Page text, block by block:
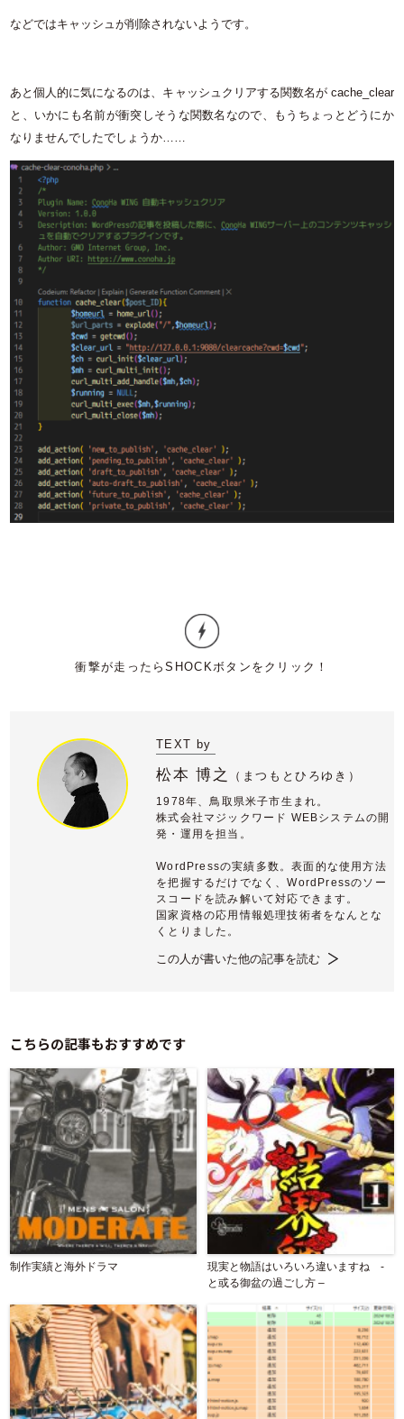
などではキャッシュが削除されないようです。
あと個人的に気になるのは、キャッシュクリアする関数名が cache_clear
と、いかにも名前が衝突しそうな関数名なので、もうちょっとどうにか
なりませんでしたでしょうか……
TEXT by
松本 博之 （ まつもとひろゆき）
1978年、鳥取県米子市生まれ。
株式会社マジックワード WEBシステムの開
発・運用を担当。
WordPressの実績多数。表面的な使用方法
を把握するだけでなく、WordPressのソー
スコードを読み解いて対応できます。
国家資格の応用情報処理技術者をなんとな
くとりました。
この人が書いた他の記事を読む
こちらの記事もおすすめです
制作実績と海外ドラマ
現実と物語はいろいろ違いますね -
と或る御盆の過ごし方 –